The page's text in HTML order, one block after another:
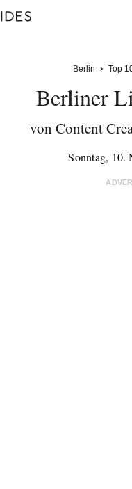
Berlin Top
Berliner
von Content
Sonntag, 10.